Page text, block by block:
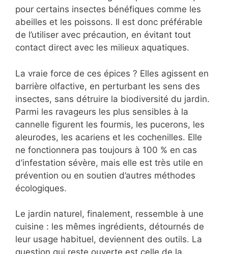
pour certains insectes bénéfiques comme les
abeilles et les poissons. Il est donc préférable
de l’utiliser avec précaution, en évitant tout
contact direct avec les milieux aquatiques.
La vraie force de ces épices ? Elles agissent en
barrière olfactive, en perturbant les sens des
insectes, sans détruire la biodiversité du jardin.
Parmi les ravageurs les plus sensibles à la
cannelle figurent les fourmis, les pucerons, les
aleurodes, les acariens et les cochenilles. Elle
ne fonctionnera pas toujours à 100 % en cas
d’infestation sévère, mais elle est très utile en
prévention ou en soutien d’autres méthodes
écologiques.
Le jardin naturel, finalement, ressemble à une
cuisine : les mêmes ingrédients, détournés de
leur usage habituel, deviennent des outils. La